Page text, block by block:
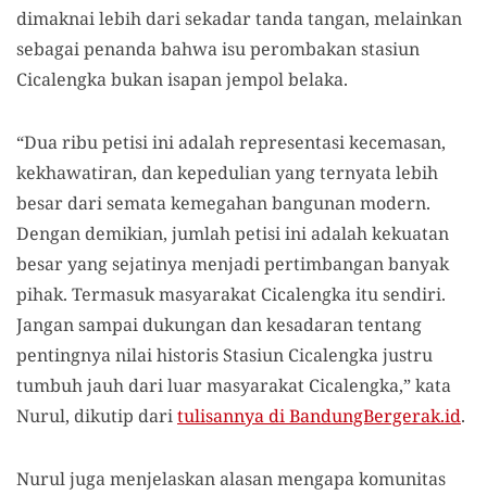
dimaknai lebih dari sekadar tanda tangan, melainkan
sebagai penanda bahwa isu perombakan stasiun
Cicalengka bukan isapan jempol belaka.
“Dua ribu petisi ini adalah representasi kecemasan,
kekhawatiran, dan kepedulian yang ternyata lebih
besar dari semata kemegahan bangunan modern.
Dengan demikian, jumlah petisi ini adalah kekuatan
besar yang sejatinya menjadi pertimbangan banyak
pihak. Termasuk masyarakat Cicalengka itu sendiri.
Jangan sampai dukungan dan kesadaran tentang
pentingnya nilai historis Stasiun Cicalengka justru
tumbuh jauh dari luar masyarakat Cicalengka,” kata
Nurul, dikutip daritulisannya di BandungBergerak.id.
Nurul juga menjelaskan alasan mengapa komunitas